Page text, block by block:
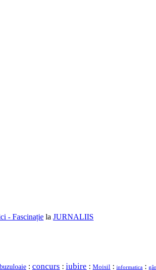
- Fascinație la JURNALIIS
: concurs : iubire : Moisil : informatica :